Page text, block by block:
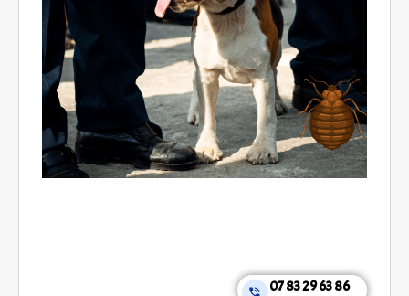
07 83 29 63 86